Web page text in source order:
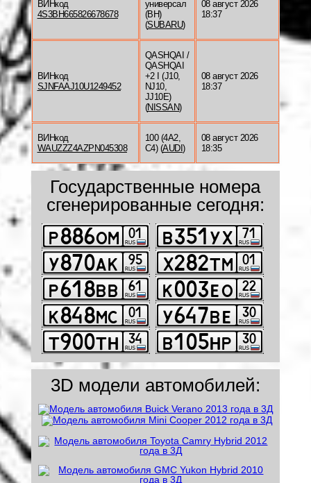
ВИНкод
4S3BH665826678678
универсал
(BH)
(SUBARU)
08 август 2026
18:37
ВИНкод
SJNFAAJ10U1249452
QASHQAI /
QASHQAI
+2 I (J10,
NJ10,
JJ10E)
(NISSAN)
08 август 2026
18:37
ВИНкод
WAUZZZ4AZPN045308
100 (4A2,
C4) (AUDI )
08 август 2026
18:35
Государственные номера
сгенерированные сегодня:
3D модели автомобилей: